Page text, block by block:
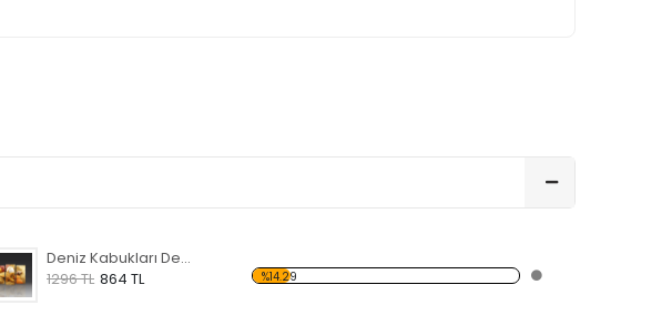
Deniz Kabukları Desen Duvar Panosu
1296 TL 864 TL %14.29